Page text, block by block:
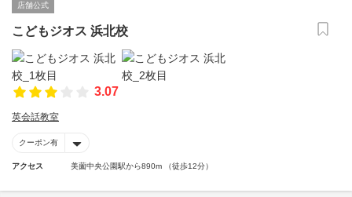
店舗公式
こどもジオス 浜北校
3.07
英会話教室
クーポン有
アクセス 美薗中央公園駅から890m （徒歩12分）